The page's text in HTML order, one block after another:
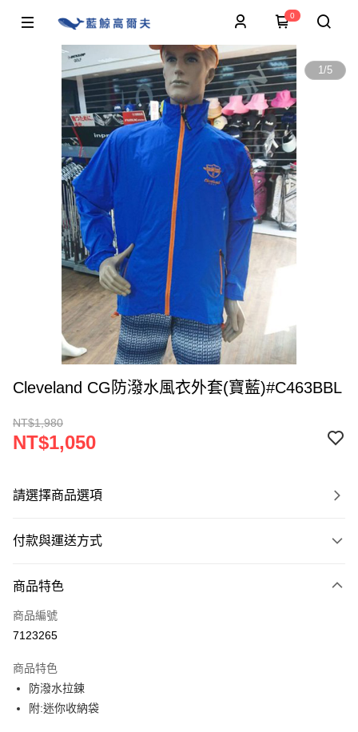
0
1/5
Cleveland CG防潑水風衣外套(寶藍)#C463BBL
NT$1,980
NT$1,050
請選擇商品選項
付款與運送方式
信用卡一次付款
超商取貨付款
Apple Pay
悠遊付
商品特色
商品編號
7123265
商品特色
防潑水拉鍊
附:迷你收納袋